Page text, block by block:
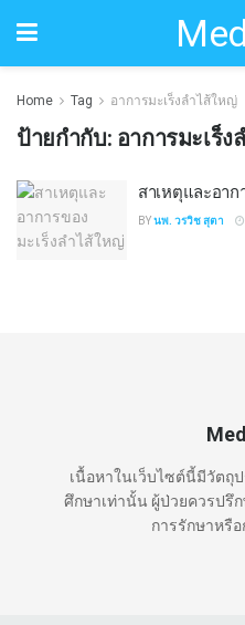
Home Tag อาการมะเร็งลำไส้ใหญ่
ป้ายกำกับ: อาการมะเร็
สาเหตุและอาก
BYนพ. วรวิช สุตา
เนื้อหาในเว็บไซต์นี้มีวัตถุ
ศึกษาเท่านั้น ผู้ป่วยควรปรึ
การรักษาหรื